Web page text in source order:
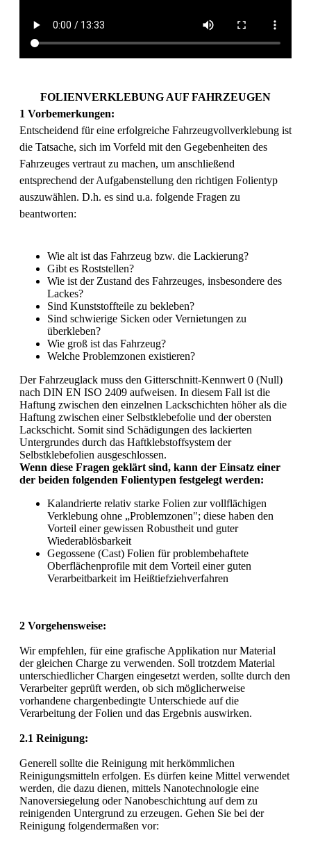
FOLIENVERKLEBUNG AUF FAHRZEUGEN
1 Vorbemerkungen:
Entscheidend für eine erfolgreiche Fahrzeugvollverklebung ist
die Tatsache, sich im Vorfeld mit den Gegebenheiten des
Fahrzeuges vertraut zu machen, um anschließend
entsprechend der Aufgabenstellung den richtigen Folientyp
auszuwählen. D.h. es sind u.a. folgende Fragen zu
beantworten:
Wie alt ist das Fahrzeug bzw. die Lackierung?
Gibt es Roststellen?
Wie ist der Zustand des Fahrzeuges, insbesondere des
Lackes?
Sind Kunststoffteile zu bekleben?
Sind schwierige Sicken oder Vernietungen zu
überkleben?
Wie groß ist das Fahrzeug?
Welche Problemzonen existieren?
Der Fahrzeuglack muss den Gitterschnitt-Kennwert 0 (Null)
nach DIN EN ISO 2409 aufweisen. In diesem Fall ist die
Haftung zwischen den einzelnen Lackschichten höher als die
Haftung zwischen einer Selbstklebefolie und der obersten
Lackschicht. Somit sind Schädigungen des lackierten
Untergrundes durch das Haftklebstoffsystem der
Selbstklebefolien ausgeschlossen.
Wenn diese Fragen geklärt sind, kann der Einsatz einer
der beiden folgenden Folientypen festgelegt werden:
Kalandrierte relativ starke Folien zur vollflächigen
Verklebung ohne „Problemzonen"; diese haben den
Vorteil einer gewissen Robustheit und guter
Wiederablösbarkeit
Gegossene (Cast) Folien für problembehaftete
Oberflächenprofile mit dem Vorteil einer guten
Verarbeitbarkeit im Heißtiefziehverfahren
2 Vorgehensweise:
Wir empfehlen, für eine grafische Applikation nur Material
der gleichen Charge zu verwenden. Soll trotzdem Material
unterschiedlicher Chargen eingesetzt werden, sollte durch den
Verarbeiter geprüft werden, ob sich möglicherweise
vorhandene chargenbedingte Unterschiede auf die
Verarbeitung der Folien und das Ergebnis auswirken.
2.1 Reinigung:
Generell sollte die Reinigung mit herkömmlichen
Reinigungsmitteln erfolgen. Es dürfen keine Mittel verwendet
werden, die dazu dienen, mittels Nanotechnologie eine
Nanoversiegelung oder Nanobeschichtung auf dem zu
reinigenden Untergrund zu erzeugen. Gehen Sie bei der
Reinigung folgendermaßen vor: